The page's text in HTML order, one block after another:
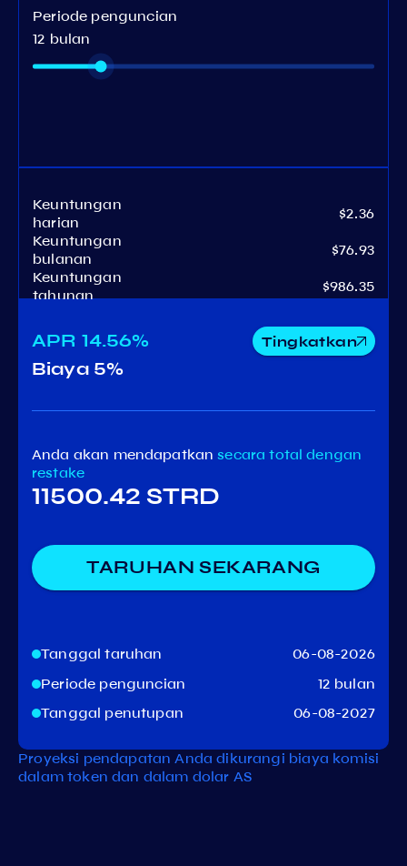
Periode penguncian
12 bulan
Keuntungan
harian
$2.36
Keuntungan
bulanan
$76.93
Keuntungan
tahunan
$986.35
APR 14.56% Tingkatkan
Biaya5%
Anda akan mendapatkan secara total dengan
restake
11500.42 STRD
TARUHAN SEKARANG
Tanggal taruhan
06-08-2026
Periode penguncian
12 bulan
Tanggal penutupan
06-08-2027
Proyeksi pendapatan Anda dikurangi biaya komisi
dalam token dan dalam dolar AS